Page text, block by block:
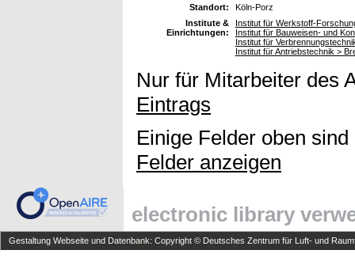
Standort:
Köln-Porz
Institute &
Einrichtungen:
Institut für Werkstoff-
Institut für Bauweisen- und
Institut für
Institut für Antriebstechnik >
Nur für Mitarbeiter des
Eintrags
Einige Felder oben
Felder anzeigen
electronic library
Gestaltung Webseite und Datenbank: Copyright © Deutsches Zentrum für Luft- und